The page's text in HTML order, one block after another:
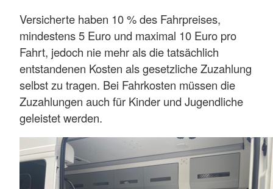
Versicherte haben 10 % des Fahrpreises,
mindestens 5 Euro und maximal 10 Euro pro
Fahrt, jedoch nie mehr als die tatsächlich
entstandenen Kosten als gesetzliche Zuzahlung
selbst zu tragen. Bei Fahrkosten müssen die
Zuzahlungen auch für Kinder und Jugendliche
geleistet werden.